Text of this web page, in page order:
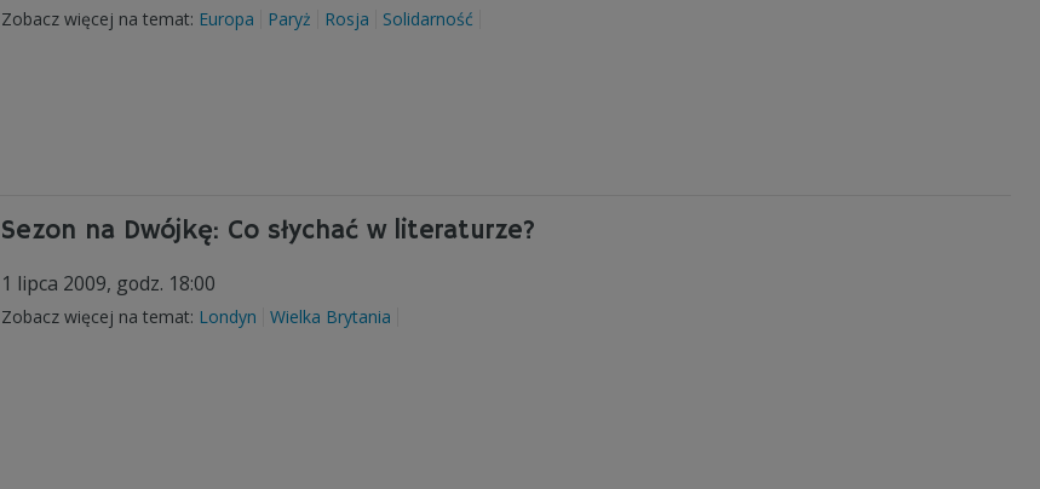
Zobacz więcej na temat: Europa Paryż Rosja Solidarność
Sezon na Dwójkę: Co słychać w literaturze?
1 lipca 2009, godz. 18:00
Zobacz więcej na temat: Londyn Wielka Brytania